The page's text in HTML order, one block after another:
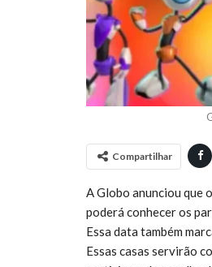
Compartilhar
A Globo anunciou que
poderá conhecer os
Essa data também
Essas casas servirão